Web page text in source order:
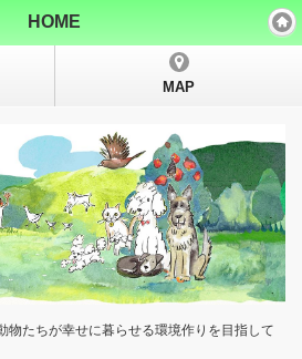
HOME
MAP
物たちが幸せに暮らせる環境作りを目指して